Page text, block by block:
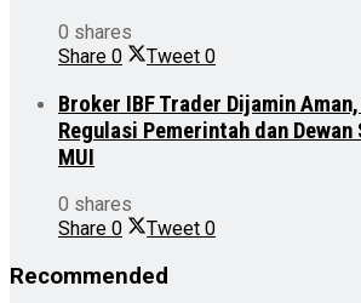
0 shares
Share 0 Tweet 0
Broker IBF Trader Dijamin
Regulasi Pemerintah dan Dewan
MUI
0 shares
Share 0 Tweet 0
Recommended